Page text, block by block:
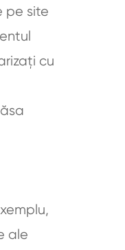
pe site
cu
ale